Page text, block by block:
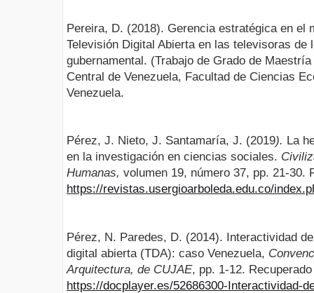
Pereira, D. (2018). Gerencia estratégica en el
Televisión Digital Abierta en las televisoras
gubernamental. (Trabajo de Grado de
Central de Venezuela, Facultad de Ciencias
Venezuela.
Pérez, J. Nieto, J. Santamaría, J. (2019). La
en la investigación en ciencias sociales.
Humanas, volumen 19, número 37, pp. 21-30.
https://revistas.usergioarboleda.edu.co/
Pérez, N. Paredes, D. (2014). Interactividad
digital abierta (TDA): caso Venezuela,
Arquitectura, de CUJAE, pp. 1-12.
https://docplayer.es/52686300-Interactividad-